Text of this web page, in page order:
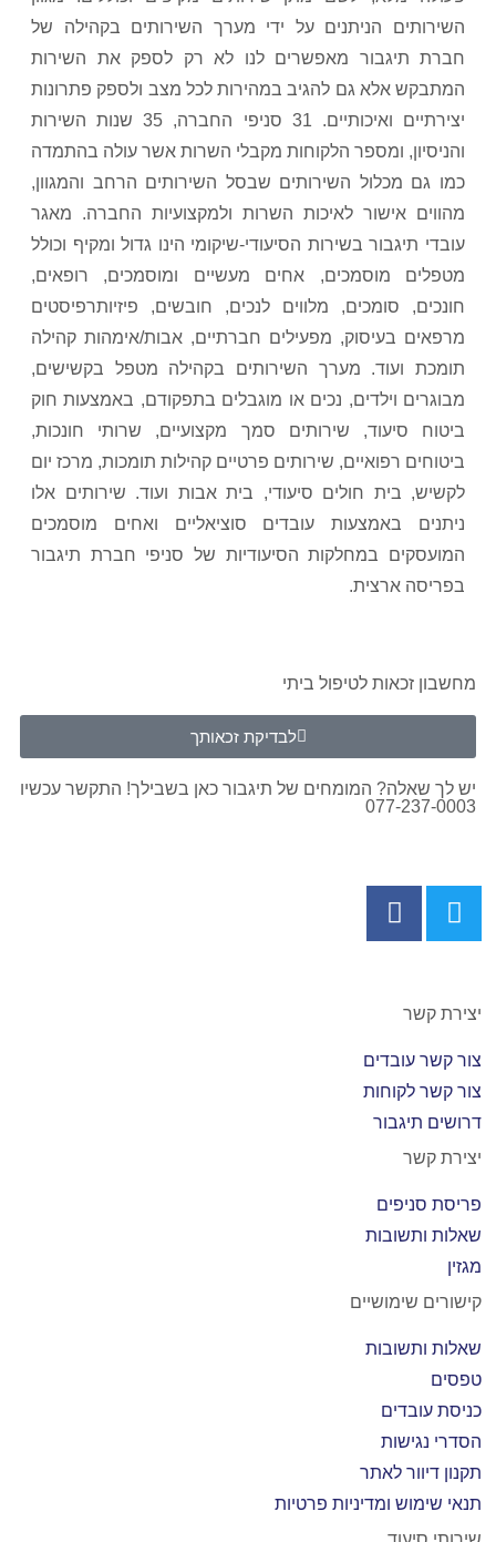
השירותים הניתנים על ידי מערך השירותים בקהילה של
חברת תיגבור מאפשרים לנו לא רק לספק את השירות
המתבקש אלא גם להגיב במהירות לכל מצב ולספק פתרונות
יצירתיים ואיכותיים. 31 סניפי החברה, 35 שנות השירות
והניסיון, ומספר הלקוחות מקבלי השרות אשר עולה בהתמדה
כמו גם מכלול השירותים שבסל השירותים הרחב והמגוון,
מהווים אישור לאיכות השרות ולמקצועיות החברה. מאגר
עובדי תיגבור בשירות הסיעודי-שיקומי הינו גדול ומקיף וכולל
מטפלים מוסמכים, אחים מעשיים ומוסמכים, רופאים,
חונכים, סומכים, מלווים לנכים, חובשים, פיזיותרפיסטים
מרפאים בעיסוק, מפעילים חברתיים, אבות/אימהות קהילה
תומכת ועוד. מערך השירותים בקהילה מטפל בקשישים,
מבוגרים וילדים, נכים או מוגבלים בתפקודם, באמצעות חוק
ביטוח סיעוד, שירותים סמך מקצועיים, שרותי חונכות,
ביטוחים רפואיים, שירותים פרטיים קהילות תומכות, מרכז יום
לקשיש, בית חולים סיעודי, בית אבות ועוד. שירותים אלו
ניתנים באמצעות עובדים סוציאליים ואחים מוסמכים
המועסקים במחלקות הסיעודיות של סניפי חברת תיגבור
בפריסה ארצית.
מחשבון זכאות לטיפול ביתי
לבדיקת זכאותך
יש לך שאלה? המומחים של תיגבור כאן בשבילך! התקשר עכשיו
077-237-0003
יצירת קשר
צור קשר עובדים
צור קשר לקוחות
דרושים תיגבור
יצירת קשר
פריסת סניפים
שאלות ותשובות
מגזין
קישורים שימושיים
שאלות ותשובות
טפסים
כניסת עובדים
הסדרי נגישות
תקנון דיוור לאתר
תנאי שימוש ומדיניות פרטיות